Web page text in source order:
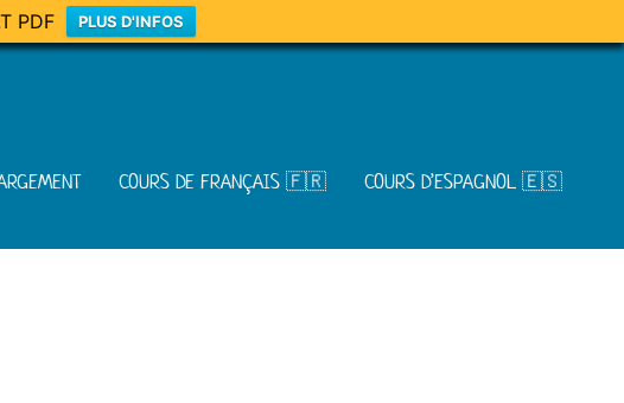
PDF PLUS D'INFOS
COURS DE FRANÇAIS 🇫🇷 COURS D’ESPAGNOL 🇪🇸